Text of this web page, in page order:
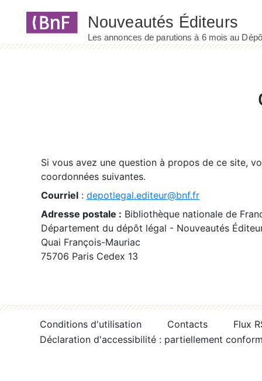
Si vous avez une question à propos de ce site,
coordonnées suivantes.
Courriel : depotlegal.editeur@bnf.fr
Adresse postale : Bibliothèque nationale de
Département du dépôt légal - Nouveautés
Quai François-Mauriac
75706 Paris Cedex 13
Conditions d'utilisation Contacts
Flux
Déclaration d'accessibilité : partiellement